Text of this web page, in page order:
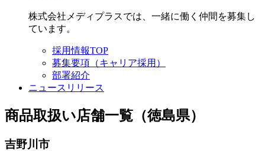
株式会社メディプラスでは、一緒に働く仲間を募集し
ています。
採用情報TOP
募集要項（キャリア採用）
部署紹介
ニュースリリース
商品取扱い店舗一覧（徳島県）
吉野川市